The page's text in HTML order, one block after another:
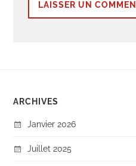
ARCHIVES
Janvier 2026
Juillet 2025